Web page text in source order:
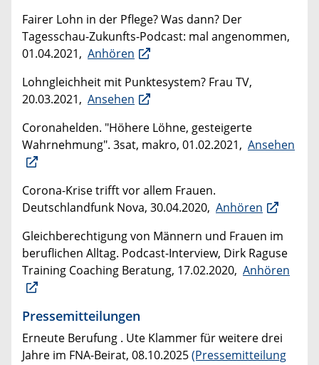
Fairer Lohn in der Pflege? Was dann‪? Der
Tagesschau-Zukunfts-Podcast: mal angenommen,
01.04.2021, Anhören
Lohngleichheit mit Punktesystem? Frau TV,
20.03.2021, Ansehen
Coronahelden. "Höhere Löhne, gesteigerte
Wahrnehmung". 3sat, makro, 01.02.2021, Ansehen
Corona-Krise trifft vor allem Frauen.
Deutschlandfunk Nova, 30.04.2020, Anhören
Gleichberechtigung von Männern und Frauen im
beruflichen Alltag. Podcast-Interview, Dirk Raguse
Training Coaching Beratung, 17.02.2020, Anhören
Pressemitteilungen
Erneute Berufung . Ute Klammer für weitere drei
Jahre im FNA-Beirat, 08.10.2025(Pressemitteilung